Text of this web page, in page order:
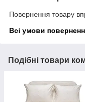
Повернення товару
Всі умови
Подібні товари